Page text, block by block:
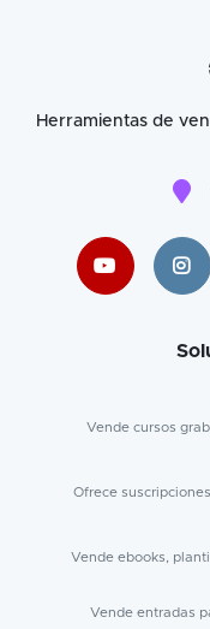
Herramientas de
Vende cursos
Ofrece
Vende ebooks,
Vende entradas